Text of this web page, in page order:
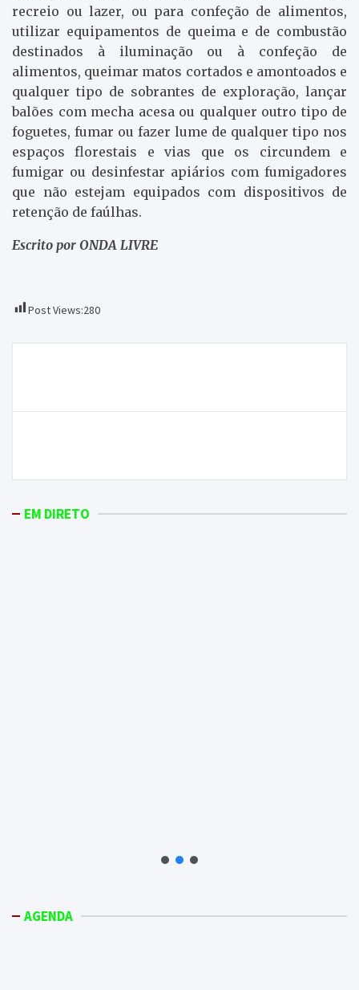
recreio ou lazer, ou para confeção de alimentos,
utilizar equipamentos de queima e de combustão
destinados à iluminação ou à confeção de
alimentos, queimar matos cortados e amontoados e
qualquer tipo de sobrantes de exploração, lançar
balões com mecha acesa ou qualquer outro tipo de
foguetes, fumar ou fazer lume de qualquer tipo nos
espaços florestais e vias que os circundem e
fumigar ou desinfestar apiários com fumigadores
que não estejam equipados com dispositivos de
retenção de faúlhas.
Escrito por ONDA LIVRE
Post Views:280
artigos
EM DIRETO
AGENDA